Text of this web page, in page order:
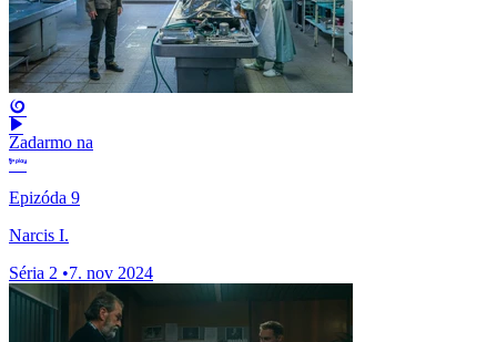
Zadarmo na
Epizóda 9
Narcis I.
Séria 2 •7. nov 2024